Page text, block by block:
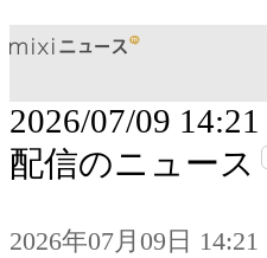
2026/07/09 14:21
配信のニュース
2026年07月09日 14:21